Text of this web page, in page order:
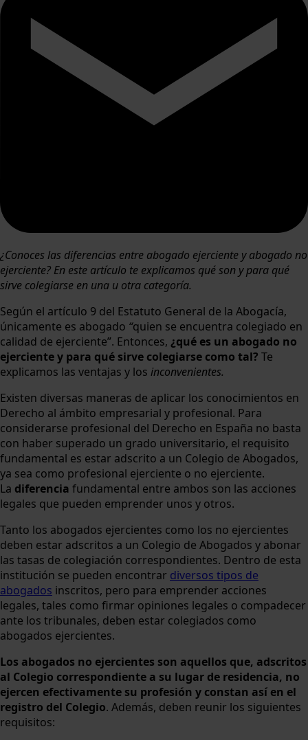
¿Conoces las diferencias entre abogado ejerciente y abogado no
ejerciente? En este artículo te explicamos qué son y para qué
sirve colegiarse en una u otra categoría.
Según el artículo 9 del Estatuto General de la Abogacía,
únicamente es abogado “quien se encuentra colegiado en
calidad de ejerciente”. Entonces, ¿qué es un abogado no
ejerciente y para qué sirve colegiarse como tal? Te
explicamos las ventajas y los inconvenientes.
Existen diversas maneras de aplicar los conocimientos en
Derecho al ámbito empresarial y profesional. Para
considerarse profesional del Derecho en España no basta
con haber superado un grado universitario, el requisito
fundamental es estar adscrito a un Colegio de Abogados,
ya sea como profesional ejerciente o no ejerciente.
La diferencia fundamental entre ambos son las acciones
legales que pueden emprender unos y otros.
Tanto los abogados ejercientes como los no ejercientes
deben estar adscritos a un Colegio de Abogados y abonar
las tasas de colegiación correspondientes. Dentro de esta
institución se pueden encontrar diversos tipos de
abogados inscritos, pero para emprender acciones
legales, tales como firmar opiniones legales o compadecer
ante los tribunales, deben estar colegiados como
abogados ejercientes.
Los abogados no ejercientes son aquellos que, adscritos
al Colegio correspondiente a su lugar de residencia, no
ejercen efectivamente su profesión y constan así en el
registro del Colegio. Además, deben reunir los siguientes
requisitos: